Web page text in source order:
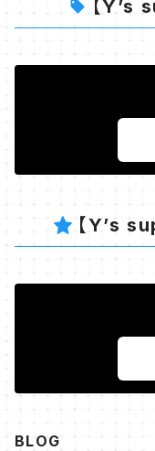
覧ください！ ・気泡緩衝材
ター
性がご
【
【Y’s
BLOG